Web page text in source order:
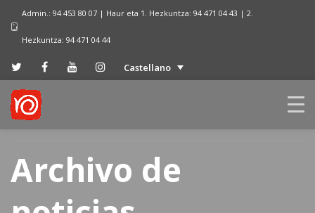
Admin.: 94 453 80 07 | Haur eta 1. Hezkuntza: 94 471 04 43 | 2.
Hezkuntza: 94 471 04 44
Castellano
Archivo de